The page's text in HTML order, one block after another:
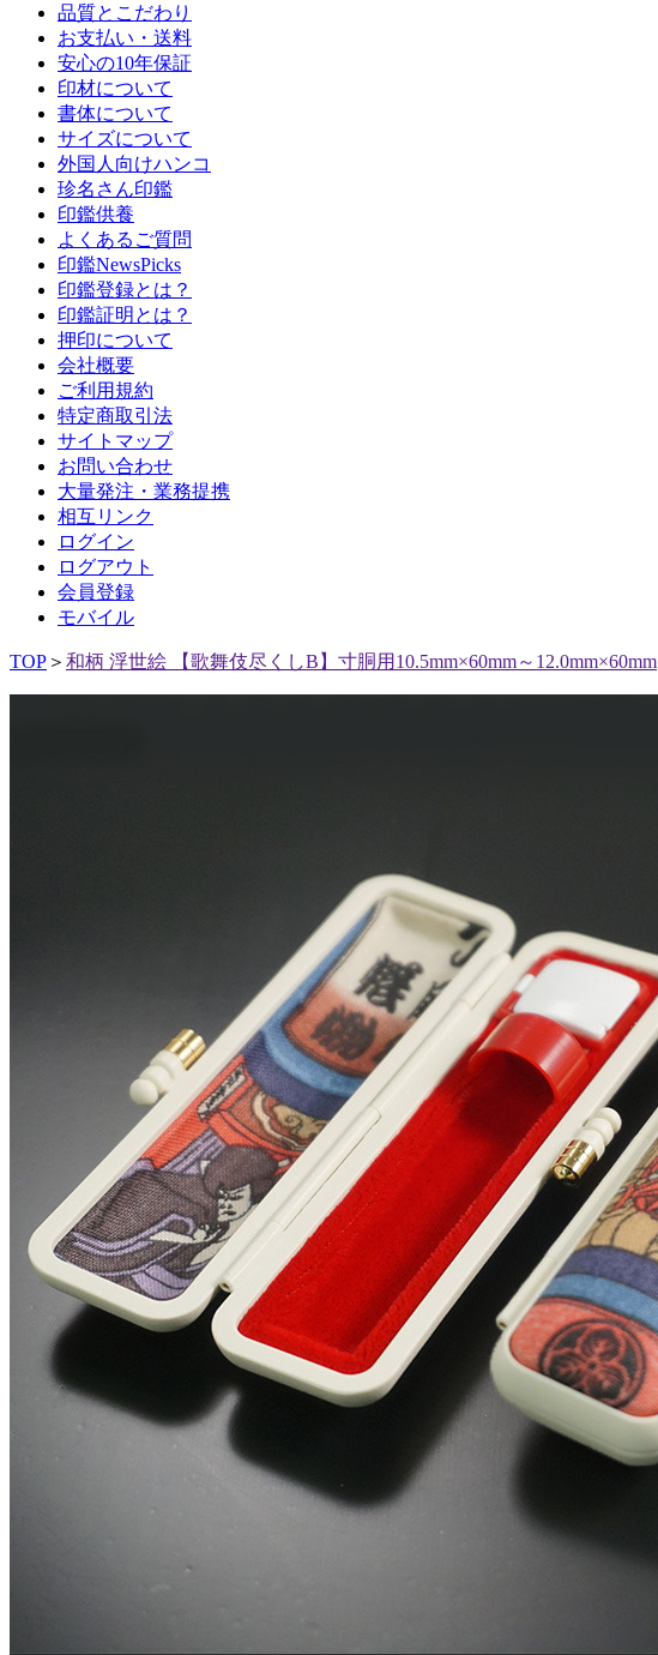
品質とこだわり
お支払い・送料
安心の10年保証
印材について
書体について
サイズについて
外国人向けハンコ
珍名さん印鑑
印鑑供養
よくあるご質問
印鑑NewsPicks
印鑑登録とは？
印鑑証明とは？
押印について
会社概要
ご利用規約
特定商取引法
サイトマップ
お問い合わせ
大量発注・業務提携
相互リンク
ログイン
ログアウト
会員登録
モバイル
TOP ＞ 和柄 浮世絵 【歌舞伎尽くしB】寸胴用10.5mm×60mm～12.0mm×60mm